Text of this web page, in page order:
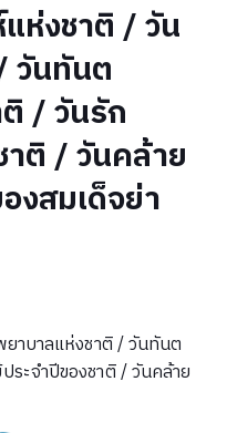
ห่งชาติ / วัน
วันทันต
/ วันรัก
าติ / วันคล้าย
งสมเด็จย่า
าบาลแห่งชาติ / วันทันต
ะจำปีของชาติ / วันคล้าย